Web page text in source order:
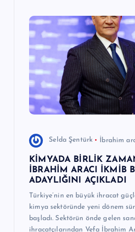
Selda Şentürk İbrahim
KİMYADA BİRLİK
İBRAHİM ARACI İKMİB
ADAYLIĞINI AÇIKLADI
Türkiye’nin en büyük ihracat
kimya sektöründe yeni dönem
başladı. Sektörün önde gelen
ihracatçılarından Vefa İbrahim